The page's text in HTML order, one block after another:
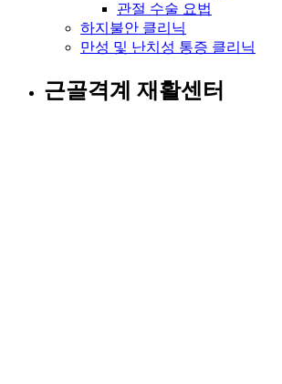
관절 수술 요법
하지불안 클리닉
만성 및 난치성 통증 클리닉
근골격계 재활센터